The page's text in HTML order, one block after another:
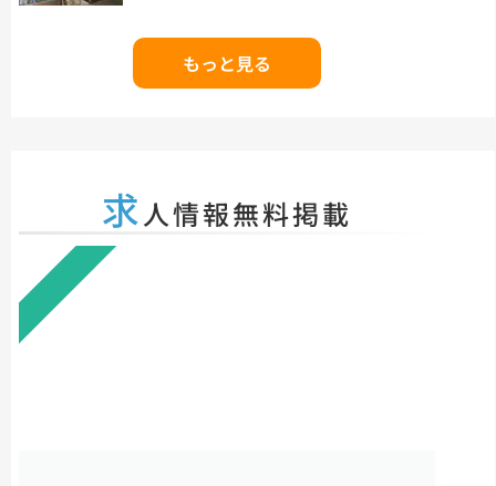
もっと見る
求人情報無料掲載
無料掲載